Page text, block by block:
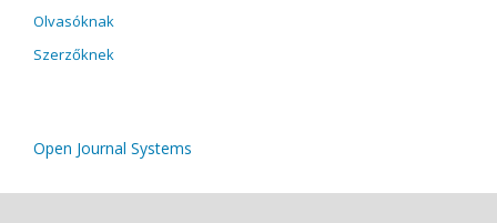
Olvasóknak
Szerzőknek
Open Journal Systems